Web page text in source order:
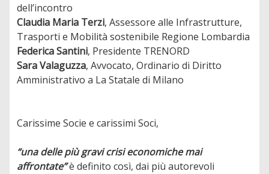
dell’incontro
Claudia Maria Terzi, Assessore alle Infrastrutture,
Trasporti e Mobilità sostenibile Regione Lombardia
Federica Santini, Presidente TRENORD
Sara Valaguzza, Avvocato, Ordinario di Diritto
Amministrativo a La Statale di Milano
Carissime Socie e carissimi Soci,
“una delle più gravi crisi economiche mai
affrontate”è definito così, dai più autorevoli